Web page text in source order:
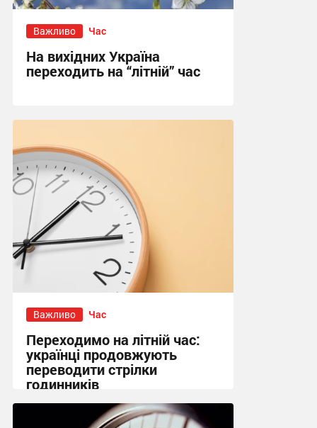
Важливо Час
На вихідних Україна
переходить на “літній” час
Важливо Час
Переходимо на літній час:
українці продовжують
переводити стрілки
годинників
15:30, 29.03.2025